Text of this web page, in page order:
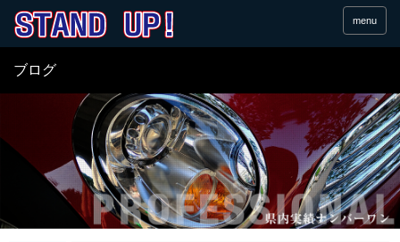
menu
ブログ